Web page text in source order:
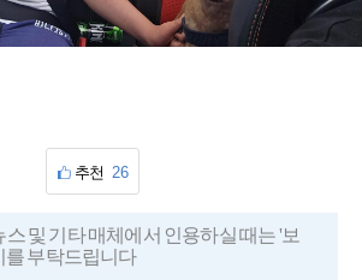
추천 26
스 및 기타 매체에서 인용하실 때는 '보
를 부탁드립니다